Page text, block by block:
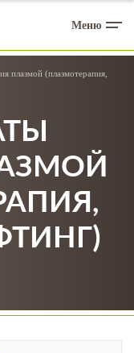
Меню
плазмой (плазмотерапия,